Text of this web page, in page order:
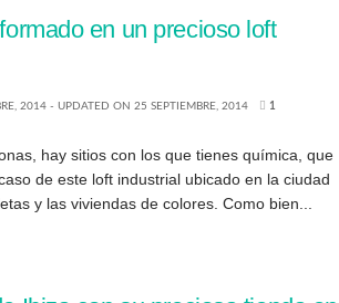
en un precioso loft
2014 - UPDATED ON 25 SEPTIEMBRE, 2014 1
hay sitios con los que tienes química, que
de este loft industrial ubicado en la ciudad
y las viviendas de colores. Como bien...